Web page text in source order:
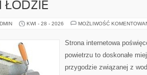
ŁODZIE
KWI - 28 - 2026 MOŻLIWOŚĆ
Strona internetowa
powietrzu to doskonałe
przygodzie związanej z